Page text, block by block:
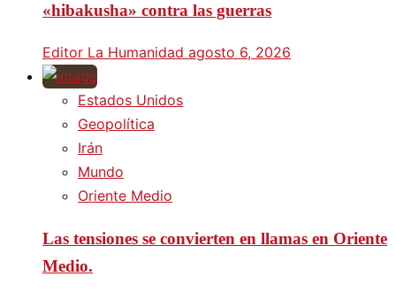
«hibakusha» contra las guerras
Editor La Humanidad agosto 6, 2026
Estados Unidos
Geopolítica
Irán
Mundo
Oriente Medio
Las tensiones se convierten en llamas en Oriente
Medio.